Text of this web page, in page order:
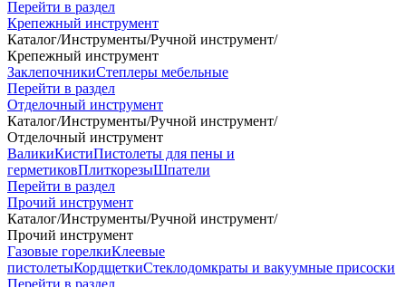
Перейти в раздел
Крепежный инструмент
Каталог/Инструменты/Ручной инструмент/
Крепежный инструмент
ЗаклепочникиСтеплеры мебельные
Перейти в раздел
Отделочный инструмент
Каталог/Инструменты/Ручной инструмент/
Отделочный инструмент
ВаликиКистиПистолеты для пены и
герметиковПлиткорезыШпатели
Перейти в раздел
Прочий инструмент
Каталог/Инструменты/Ручной инструмент/
Прочий инструмент
Газовые горелкиКлеевые
пистолетыКордщеткиСтеклодомкраты и вакуумные присоски
Перейти в раздел